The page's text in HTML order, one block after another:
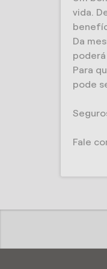
vida.
Da
poderá
Para
pode
Fale